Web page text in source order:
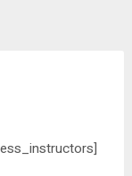
[learn_press_instructors]